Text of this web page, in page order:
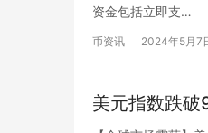
资金包括立即支…
币资讯 2024年5月7
美元指数跌